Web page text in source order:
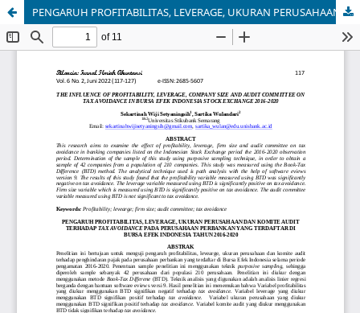
PENGARUH PROFITABILITAS, LEVERAGE, UKURAN PERUSAHAAN DAN KOMITE AUDIT TERHADAP TAX AVOIDANCE PADA PERUSAHAAN PERBANKAN YANG TERDAFTAR DI BURSA EFEK INDONESIA TAHUN 2016-2020